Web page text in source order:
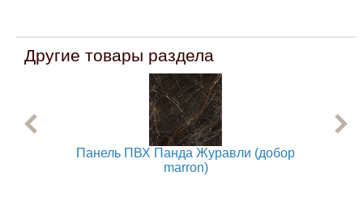
Другие товары раздела
Панель ПВХ Панда Журавли (добор
marron)